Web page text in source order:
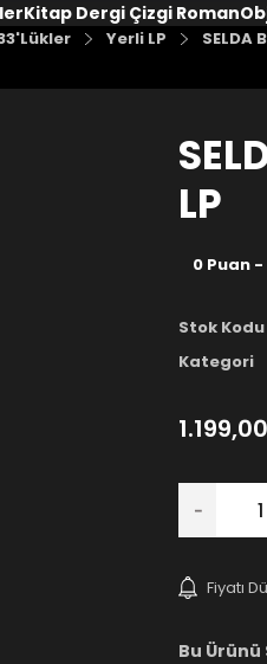
Kitap Dergi Çizgi Roman
Yerli LP SELDA
LP
0 Puan
Stok Kodu
Kategori
Fiyatı
Bu